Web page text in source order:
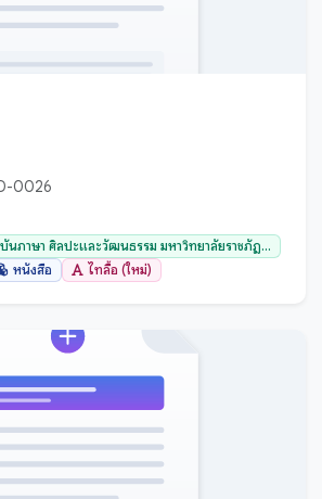
ม0026
นภาษา ศิลปะและวัฒนธรรม มหาวิทยาลัยราชภัฏ...
หนังสือ ไทลื้อ (ใหม่)